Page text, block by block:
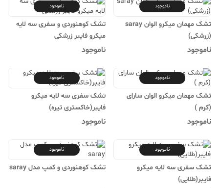
ناموجود
تشک مهمان میکرو الوان saray
(زرشکی)
ناموجود
ناموجود
تشک کوهنوردی و سفری سه لایه
میکرو فایبر زرشکی
ناموجود
ناموجود
تشک مهمان میکرو الوان سارای
(کرم )
ناموجود
ناموجود
تشک سفری سه لایه میکرو
فایبر(خاکستری تیره)
ناموجود
ناموجود
تشک سفری سه لایه میکرو
فایبر(طلایی)
ناموجود
تشک کوهنوردی و کمپ مدل saray